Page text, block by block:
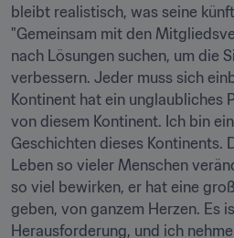
bleibt realistisch, was seine
"Gemeinsam mit den
nach Lösungen suchen, um die
verbessern. Jeder muss sich
Kontinent hat ein unglaubliches
von diesem Kontinent. Ich bin
Geschichten dieses Kontinents.
Leben so vieler Menschen
so viel bewirken, er hat eine
geben, von ganzem Herzen. Es
Herausforderung, und ich